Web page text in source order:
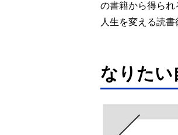
の書籍から得ら
人生を変える読
なりたい